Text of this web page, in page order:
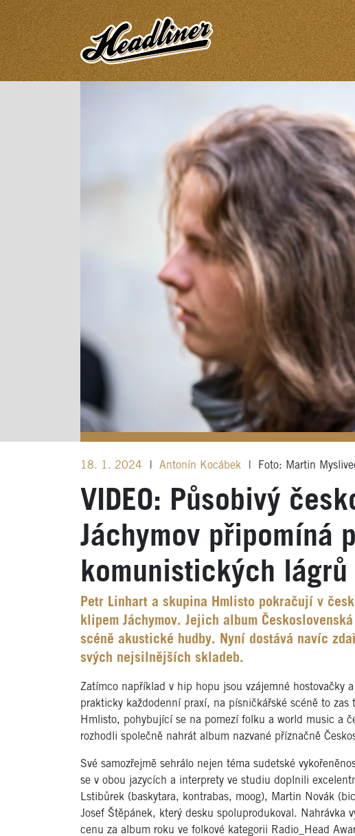
18. 1. 2024 Antonín Kocábek Foto: Martin
VIDEO: Působivý
Jáchymov připomíná
komunistických lágrů
Petr Linhart a skupina Hmlisto pokračují v
klipem Jáchymov. Jejich album
scéně akustické hudby. Nyní dostává navíc
svých nejsilnějších skladeb.
Zatímco například v hip hopu jsou vzájemné hostovačky
prakticky každodenní praxí, na písničkářské scéně to
Hmlisto, pohybující se na pomezí folku a world music a
rozhodli společně nahrát album nazvané příznačně
Své samozřejmě sehrálo nejen téma sudetské
se v obou jazycích a interprety ve studiu doplnili
Lstibůrek (baskytara, kontrabas, moog), Martin Novák
Josef Štěpánek, který desku spoluprodukoval. Nahrávka
cenu za album roku ve folkové kategorii Radio_Head